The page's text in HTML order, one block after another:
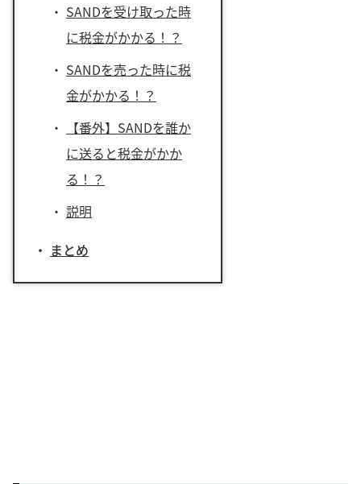
SANDを受け取った時
に税金がかかる！？
SANDを売った時に税
金がかかる！？
【番外】SANDを誰か
に送ると税金がかか
る！？
説明
まとめ